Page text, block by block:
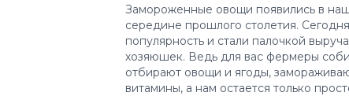
Замороженные овощи появились в
середине прошлого столетия.
популярность и стали палочкой
хозяюшек. Ведь для вас фермеры
отбирают овощи и ягоды,
витамины, а нам остается только